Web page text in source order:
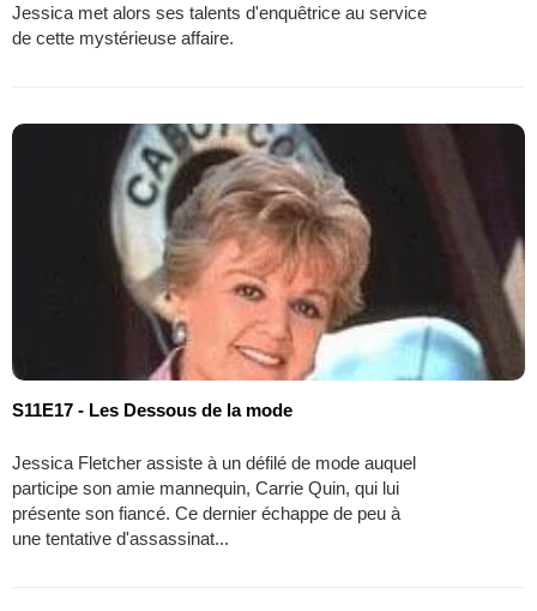
Jessica met alors ses talents d'enquêtrice au service
de cette mystérieuse affaire.
S11E17 - Les Dessous de la mode
Jessica Fletcher assiste à un défilé de mode auquel
participe son amie mannequin, Carrie Quin, qui lui
présente son fiancé. Ce dernier échappe de peu à
une tentative d'assassinat...